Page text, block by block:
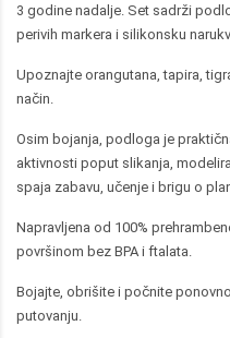
3 godine nadalje. Set sadrži
perivih markera i silikonsku
Upoznajte orangutana, tapira,
način.
Osim bojanja, podloga je
aktivnosti poput slikanja,
spaja zabavu, učenje i brigu o
Napravljena od 100%
površinom bez BPA i ftalata.
Bojajte, obrišite i počnite
putovanju.